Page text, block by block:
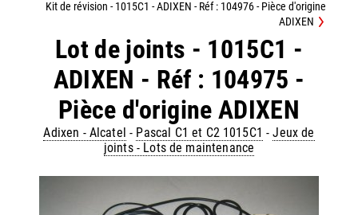
Lot de joints - 1015C1 -
ADIXEN - Réf : 104975 -
Pièce d'origine ADIXEN
Adixen - Alcatel - Pascal C1 et C2 1015C1 -Jeux de
joints - Lots de maintenance
Kit de révision - 1015C1 - ADIXEN - Réf : 104976 - Pièce d'origine
ADIXEN